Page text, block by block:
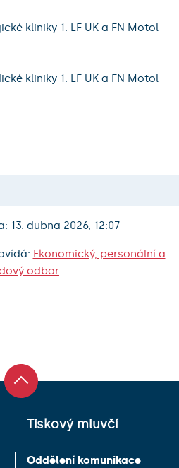
kliniky 1. LF UK a FN Motol
kliniky 1. LF UK a FN Motol
13. dubna 2026, 12:07
Ekonomický, personální a
odbor
Tiskový mluvčí
Oddělení komunikace